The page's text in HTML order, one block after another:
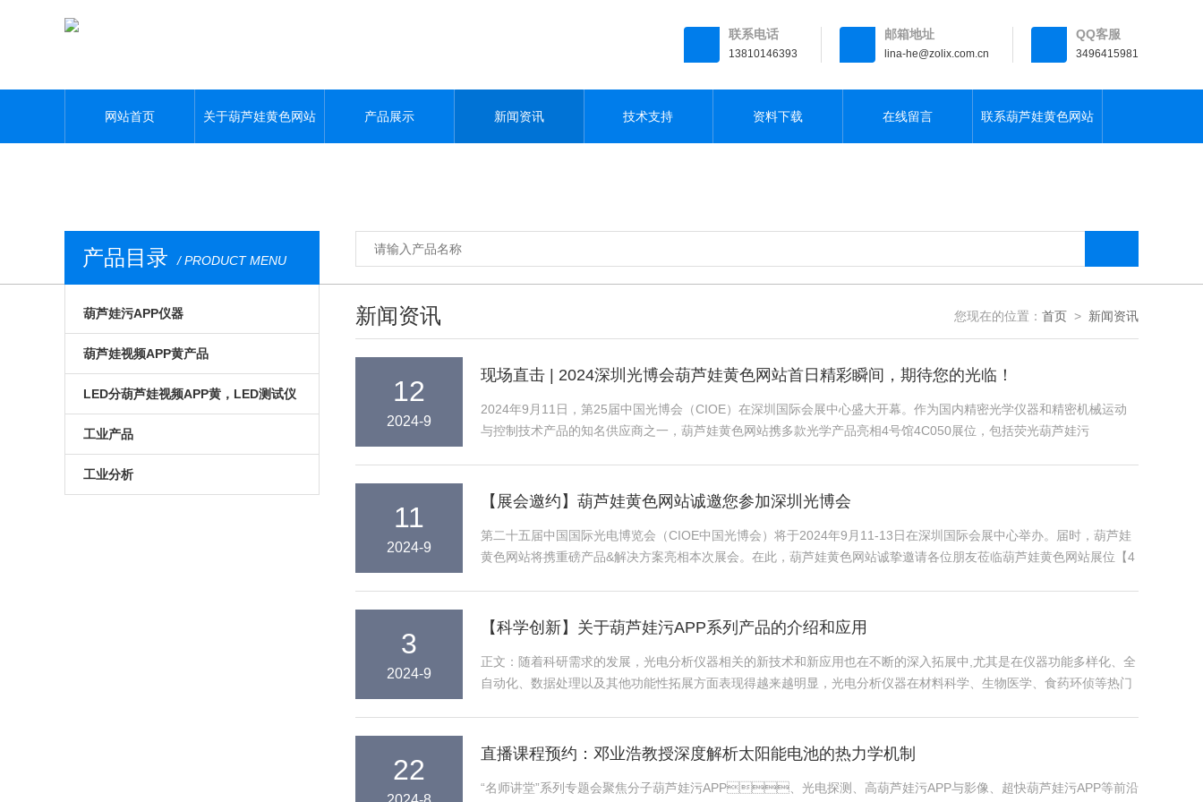
联系电话
13810146393
邮箱地址
lina-he@zolix.com.cn
QQ客服
3496415981
网站首页 关于葫芦娃黄色网站 产品展示 新闻资讯 技术支持 资料下载 在线留言 联系葫芦娃黄色网站
产品目录 / PRODUCT MENU
葫芦娃污APP仪器
光电模组与系统
微区磁光及角分辨
原子葫芦娃污APP
门控相机/分幅相机
葫芦娃视频APP黄产品
手动位移台
电动升降台
相机
LED分葫芦娃视频APP黄，LED测试仪
LED测试仪
工业产品
旋转滑台
工业分析
新闻资讯 您现在的位置： 首页 > 新闻资讯
12
2024-9
现场直击 | 2024深圳光博会葫芦娃黄色网站首日精彩瞬间，期待您的光临！
2024年9月11日，第25届中国光博会（CIOE）在深圳国际会展中心盛大开幕。作为国内精密光学仪器和精密机械运动
与控制技术产品的知名供应商之一，葫芦娃黄色网站携多款光学产品亮相4号馆4C050展位，包括荧光葫芦娃污
11
2024-9
【展会邀约】葫芦娃黄色网站诚邀您参加深圳光博会
第二十五届中国国际光电博览会（CIOE中国光博会）将于2024年9月11-13日在深圳国际会展中心举办。届时，葫芦娃
黄色网站将携重磅产品&解决方案亮相本次展会。在此，葫芦娃黄色网站诚挚邀请各位朋友莅临葫芦娃黄色网站展位【4
3
2024-9
【科学创新】关于葫芦娃污APP系列产品的介绍和应用
正文：随着科研需求的发展，光电分析仪器相关的新技术和新应用也在不断的深入拓展中,尤其是在仪器功能多样化、全
自动化、数据处理以及其他功能性拓展方面表现得越来越明显，光电分析仪器在材料科学、生物医学、食药环侦等热门
22 直播课程预约：邓业浩教授深度解析太阳能电池的热力学机制
“名师讲堂”系列专题会聚焦分子葫芦娃污APP、光电探测、高葫芦娃污APP与影像、超快葫芦娃污APP等前沿